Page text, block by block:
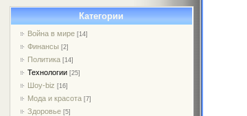
Категории
Война в мире [14]
Финансы [2]
Политика [14]
Технологии [25]
Шоу-biz [16]
Мода и красота [7]
Здоровье [5]